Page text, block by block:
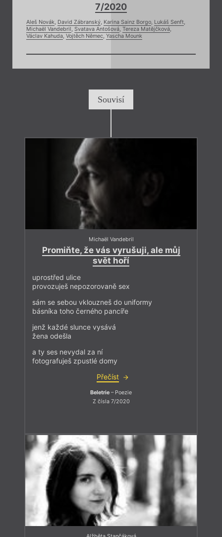
7/2020
Aleš Novák, David Zábranský, Karina Sainz Borgo, Lukáš Senft,
Michaël Vandebril, Svatava Antošová, Tereza Matějčková,
Václav Kahuda, Vojtěch Němec, Yascha Mounk
Souvisí
Michaël Vandebril
Promiňte, že vás vyrušuji, ale můj
svět hoří
uprostřed ulice
provozuješ nepozorovaně sex
sám se sebou vklouzneš do uniformy
básníka toho černého pancíře
jenž každé slunce vysává
žena odešla
a ty ses nevydal za ní
fotografuješ zpustlé domy
Přečíst
Beletrie – Poezie
Z čísla 7/2020